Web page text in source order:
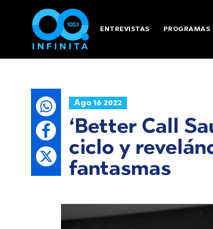
ENTREVISTAS PROGRAMAS
Ago 16 2022
‘Better Call
ciclo y
fantasmas